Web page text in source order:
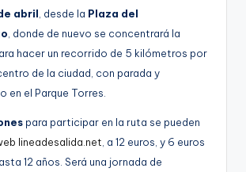
abril , desde la Plaza del
, donde de nuevo se concentrará la
hacer un recorrido de 5 kilómetros por
de la ciudad, con parada y
en el Parque Torres.
para participar en la ruta se pueden
lineadesalida.net , a 12 euros, y 6 euros
12 años. Será una jornada de